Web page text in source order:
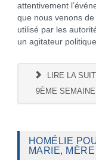
attentivement
que nous venons de
utilisé par les
un agitateur
LIRE LA
9ÈME
HOMÉLIE
MARIE,